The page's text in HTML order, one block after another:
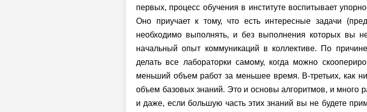
первых, процесс обучения в институте воспитывает
Оно приучает к тому, что есть интересные задачи
необходимо выполнять, и без выполнения которых вы
начальный опыт коммуникаций в коллективе. По
делать все лабораторки самому, когда можно
меньший объем работ за меньшее время. В-третьих, как
объем базовых знаний. Это и основы алгоритмов, и много
и даже, если большую часть этих знаний вы не будете